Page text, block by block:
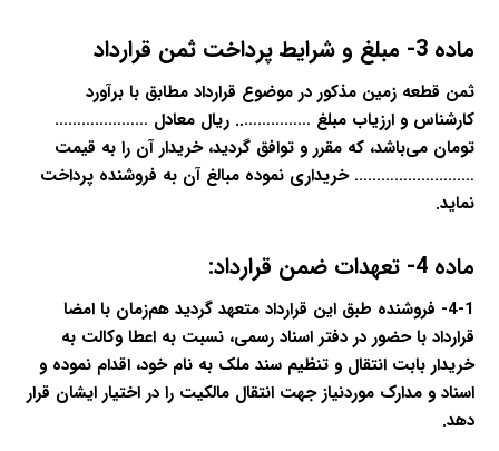
ماده 3- مبلغ و شرایط پرداخت ثمن قرارداد
ثمن قطعه زمین مذکور در موضوع قرارداد مطابق با برآورد
کارشناس و ارزیاب مبلغ …………….. ریال معادل …………………
تومان می‌باشد، که مقرر و توافق گردید، خریدار آن را به قیمت
……………………… خریداری نموده مبالغ آن به فروشنده پرداخت
نماید.
ماده 4- تعهدات ضمن قرارداد:
4-1- فروشنده طبق این قرارداد متعهد گردید هم‌زمان با امضا
قرارداد با حضور در دفتر اسناد رسمی، نسبت به اعطا وکالت به
خریدار بابت انتقال و تنظیم سند ملک به نام خود، اقدام نموده و
اسناد و مدارک موردنیاز جهت انتقال مالکیت را در اختیار ایشان قرار
دهد.